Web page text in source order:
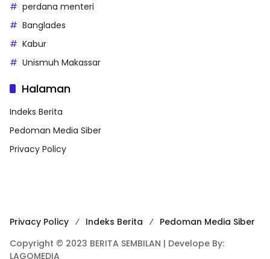
perdana menteri
Banglades
Kabur
Unismuh Makassar
Halaman
Indeks Berita
Pedoman Media Siber
Privacy Policy
Privacy Policy Indeks Berita
Pedoman Media Siber
Copyright © 2023 BERITA SEMBILAN | Develope By:
LAGOMEDIA